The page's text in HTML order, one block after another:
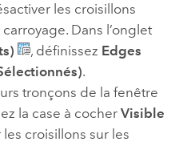
les croisillons
Dans l’onglet
, définissez Edges
.
tronçons de la fenêtre
la case à cocher Visible
croisillons sur les